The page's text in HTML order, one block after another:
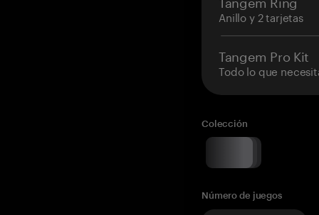
Anillo y 2 tarjetas
Tangem Pro Kit
Todo lo que
Colección
Número de juegos